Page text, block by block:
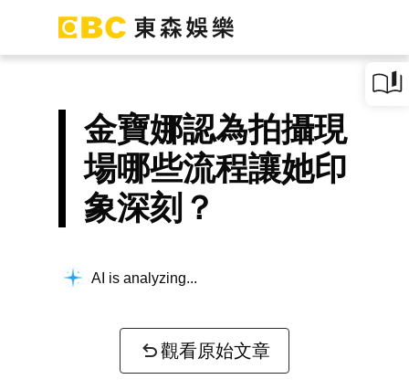
金寶娜認為拍攝現
場哪些流程讓她印
象深刻？
AI is analyzing...
觀看原始文章